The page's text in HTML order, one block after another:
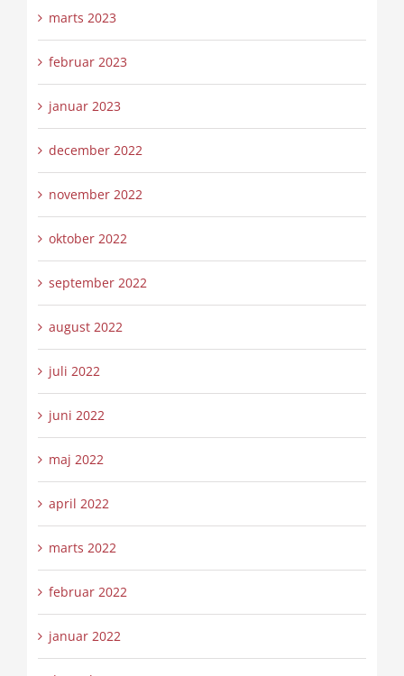
marts 2023
februar 2023
januar 2023
december 2022
november 2022
oktober 2022
september 2022
august 2022
juli 2022
juni 2022
maj 2022
april 2022
marts 2022
februar 2022
januar 2022